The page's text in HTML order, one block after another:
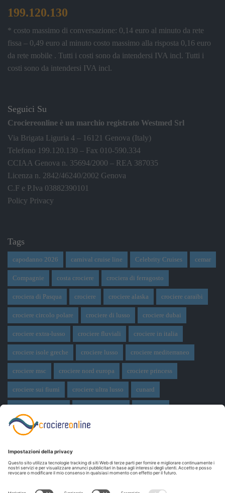
199.120.130
* costo massimo di conversazione: 0,14 euro al minuto da rete
fissa – 0,49 euro al minuto costo massimo alla risposta 0,16 euro
da rete mobile . Tutti i costi sono da intendersi IVA incl. Tutti i
costi sono da intendersi IVA incl.
Seguici Su
Crociereonline è un marchio registrato Westmed Srl
Via Brigata Liguria 4 – 16121 Genova (Italy)
Telefono 199.120.130 – Fax 010-590.334
CCIAA Genova n. 35694/2000 – REA 387035
Licenza n. 2842/46240/2002 Genova
C.F e P.Iva 03882390101
Policy Privacy
Tags
capodanno 2026 carnival cruise line Celebrity Cruises cemar
Compagnie costa crociere crociera di ferragosto
crociera di Pasqua crociere crociere alaska crociere caraibi
crociere circolo polare crociere di lusso crociere dubai
crociere extra-lusso crociere fluviali crociere in italia
crociere isole greche crociere lusso crociere mediterraneo
crociere msc crociere nord europa crociere princess
crociere sui fiumi crociere ultra lusso cunard
ferragosto in crociera giro del mondo
Norwegian Cruise Line oceania cruises Pasqua